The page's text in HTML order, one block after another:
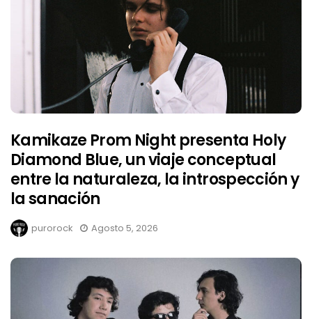
Kamikaze Prom Night presenta Holy
Diamond Blue, un viaje conceptual
entre la naturaleza, la introspección y
la sanación
purorock Agosto 5, 2026